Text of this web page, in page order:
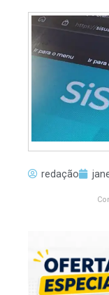
redação